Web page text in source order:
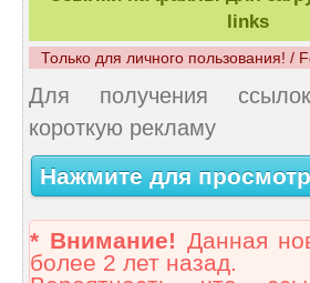
links
Только для личного пользования! /
Для получения
короткую рекламу
Нажмите для
* Внимание! Данная
более 2 лет назад.